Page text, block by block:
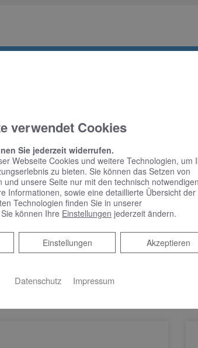
anfragen!
verwendet Cookies
Sie jederzeit widerrufen.
Webseite Cookies und weitere Technologien, um
zu bieten. Sie können das Setzen von
und unsere Seite nur mit den technisch notwendigen
Informationen, sowie eine detaillierte Übersicht der
Technologien finden Sie in unserer
können Ihre Einstellungen jederzeit ändern.
Akzeptieren
Einstellungen
Datenschutz Impressum